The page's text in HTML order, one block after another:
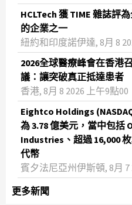
HCLTech 獲 TIME 雜誌評
的企業之一
紐約和印度諾伊達, 8月 8
2026全球醫療峰會在香港
議：讓突破真正抵達患者
香港, 8月 8 2026 上午9點00
Eightco Holdings
為 3.78 億美元，當中包括
Industries、超過 16,000
代幣
賓夕法尼亞州伊斯頓, 8月 7
更多新聞